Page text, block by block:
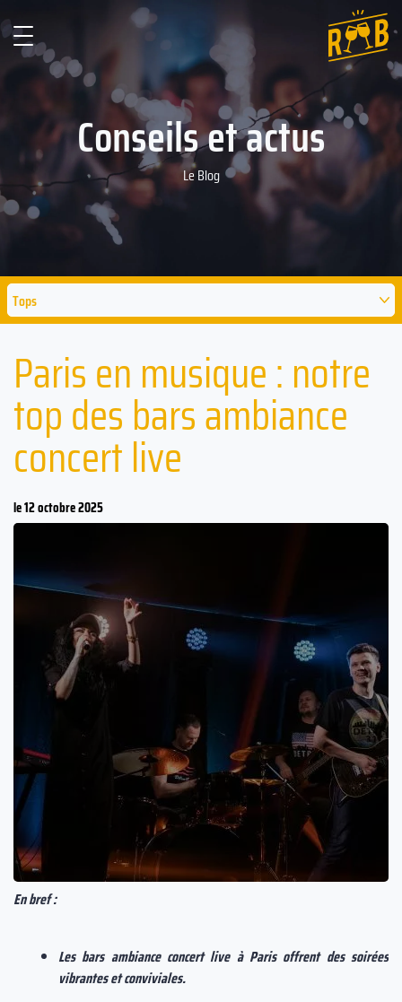
Conseils et actus
Le Blog
Tops
Paris en musique : notre
top des bars ambiance
concert live
le 12 octobre 2025
En bref :
Les bars ambiance concert live à Paris offrent des soirées
vibrantes et conviviales.